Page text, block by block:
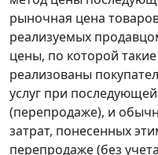
рыночная цена
реализуемых
цены, по которой
реализованы
услуг при
(перепродаже), и
затрат, понесенных
перепродаже (без